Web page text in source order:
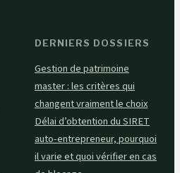
DERNIERS DOSSIERS
Gestion de patrimoine
master : les critères qui
changent vraiment le choix
Délai d’obtention du SIRET
auto-entrepreneur, pourquoi
il varie et quoi vérifier en cas